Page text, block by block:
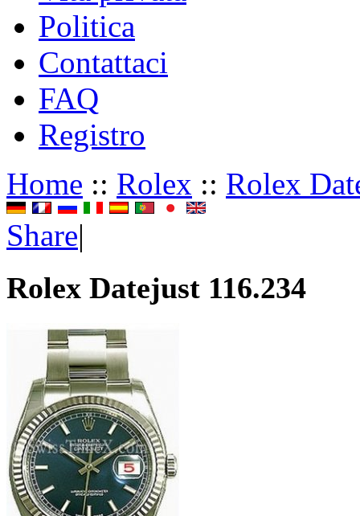
Politica
Contattaci
FAQ
Registro
Home :: Rolex :: Rolex
Share|
Rolex Datejust 116.234